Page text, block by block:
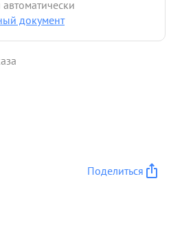
Дзеронжня, Дзелощице
16 контратак
1550, автомашин 200
же времени уничтожено
документ
Поделиться